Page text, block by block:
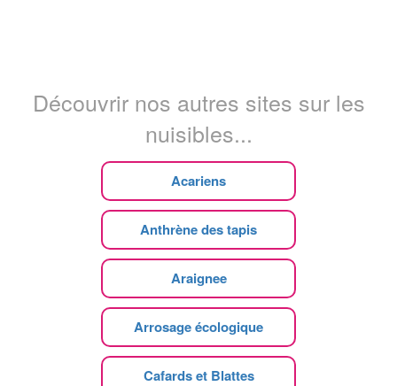
Découvrir nos autres sites sur les
nuisibles...
Acariens
Anthrène des tapis
Araignee
Arrosage écologique
Cafards et Blattes